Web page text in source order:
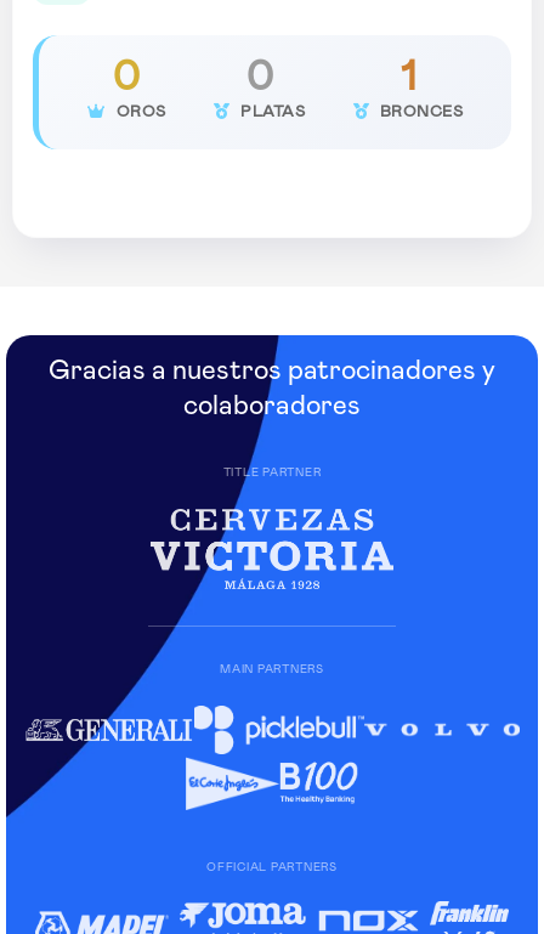
0
OROS
0
PLATAS
1
BRONCES
Gracias a nuestros patrocinadores y
colaboradores
TITLE PARTNER
MAIN PARTNERS
OFFICIAL PARTNERS